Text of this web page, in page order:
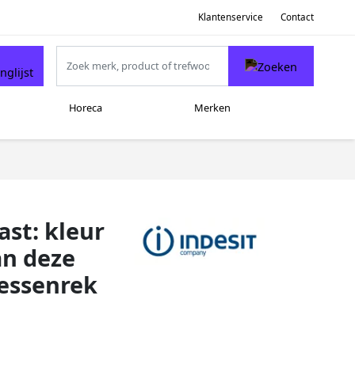
Klantenservice Contact
Horeca Merken
kleur
deze